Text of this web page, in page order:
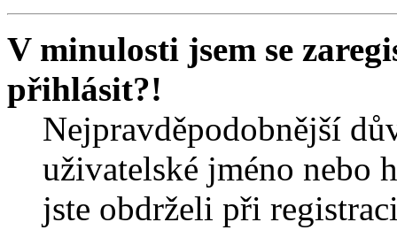
V minulosti jsem se
přihlásit?!
Nejpravděpodobnější
uživatelské jméno nebo
jste obdrželi při